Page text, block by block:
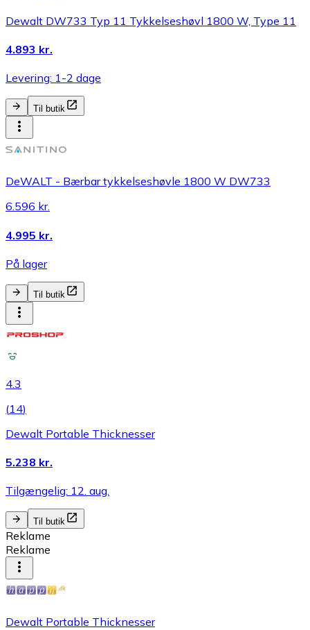
Dewalt DW733 Typ 11 Tykkelseshøvl 1800 W, Type 11
4.893 kr.
Levering: 1-2 dage
Til butik
DeWALT - Bærbar tykkelseshøvle 1800 W DW733
6.596 kr.
4.995 kr.
På lager
Til butik
4.3
(14)
Dewalt Portable Thicknesser
5.238 kr.
Tilgængelig: 12. aug.
Til butik
Reklame
Reklame
Dewalt Portable Thicknesser